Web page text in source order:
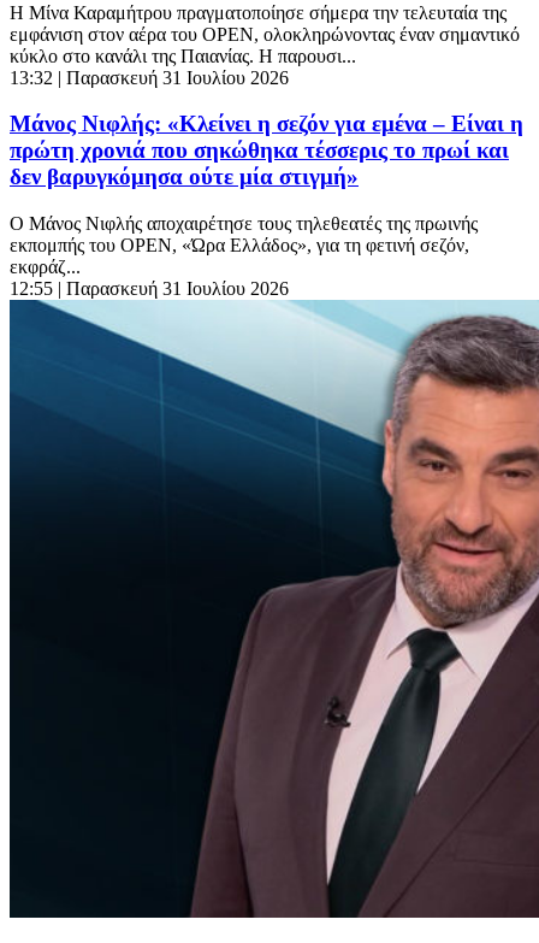
Η Μίνα Καραμήτρου πραγματοποίησε σήμερα την τελευταία της
εμφάνιση στον αέρα του OPEN, ολοκληρώνοντας έναν σημαντικό
κύκλο στο κανάλι της Παιανίας. Η παρουσι...
13:32 | Παρασκευή 31 Ιουλίου 2026
Μάνος Νιφλής: «Κλείνει η σεζόν για εμένα – Είναι η
πρώτη χρονιά που σηκώθηκα τέσσερις το πρωί και
δεν βαρυγκόμησα ούτε μία στιγμή»
Ο Μάνος Νιφλής αποχαιρέτησε τους τηλεθεατές της πρωινής
εκπομπής του OPEN, «Ώρα Ελλάδος», για τη φετινή σεζόν,
εκφράζ...
12:55 | Παρασκευή 31 Ιουλίου 2026